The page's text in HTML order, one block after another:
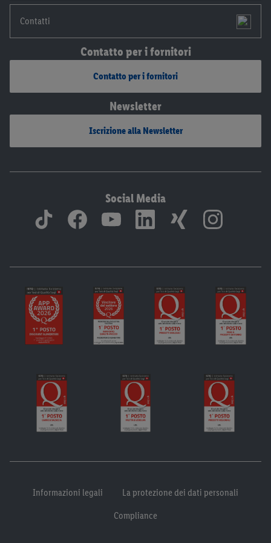
Contatti
Contatto per i fornitori
Contatto per i fornitori
Newsletter
Iscrizione alla Newsletter
Social Media
Informazioni legali
La protezione dei dati personali
Compliance